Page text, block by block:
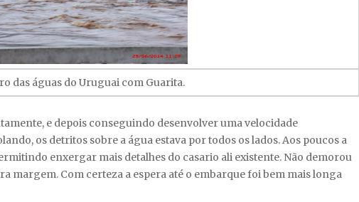
das águas do Uruguai com Guarita.
e depois conseguindo desenvolver uma velocidade
os detritos sobre a água estava por todos os lados. Aos poucos a
enxergar mais detalhes do casario ali existente. Não demorou
margem. Com certeza a espera até o embarque foi bem mais longa